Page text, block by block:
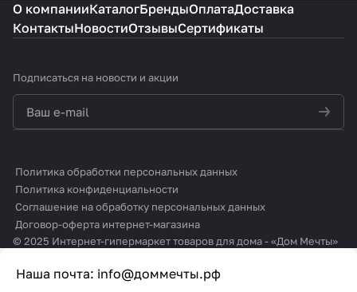
Наша почта: info@доммечты.рф
О компанииКаталогБрендыОплатаДоставка
КонтактыНовостиОтзывыСертификаты
Подписаться на новости и акции
Политика обработки персональных данных
Политика конфиденциальности
Соглашение на обработку персональных данных
Договор-оферта интернет-магазина
© 2025 Интернет-гипермаркет товаров для дома - «Дом Мечты»